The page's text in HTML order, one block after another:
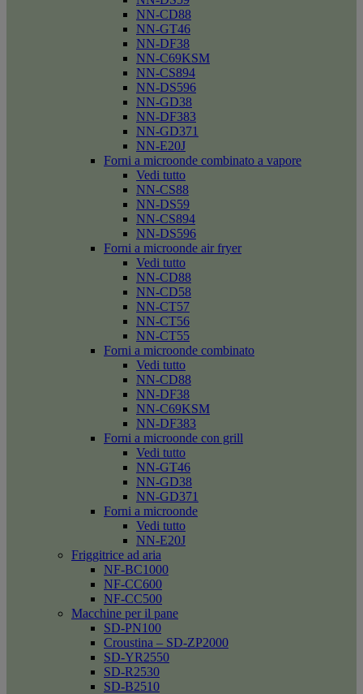
NN-CD88
NN-GT46
NN-DF38
NN-C69KSM
NN-CS894
NN-DS596
NN-GD38
NN-DF383
NN-GD371
NN-E20J
Forni a microonde combinato a vapore
Vedi tutto
NN-CS88
NN-DS59
NN-CS894
NN-DS596
Forni a microonde air fryer
Vedi tutto
NN-CD88
NN-CD58
NN-CT57
NN-CT56
NN-CT55
Forni a microonde combinato
Vedi tutto
NN-CD88
NN-DF38
NN-C69KSM
NN-DF383
Forni a microonde con grill
Vedi tutto
NN-GT46
NN-GD38
NN-GD371
Forni a microonde
Vedi tutto
NN-E20J
Friggitrice ad aria
NF-BC1000
NF-CC600
NF-CC500
Macchine per il pane
SD-PN100
Croustina – SD-ZP2000
SD-YR2550
SD-R2530
SD-B2510